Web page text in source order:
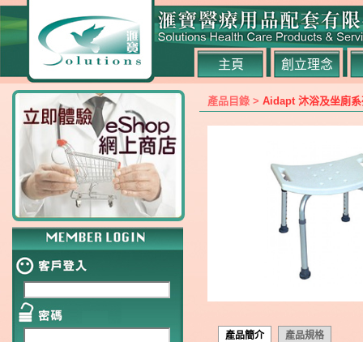
主頁 創立理念
產品目錄 > Aidapt 沐浴及坐廁系
產品簡介 產品規格